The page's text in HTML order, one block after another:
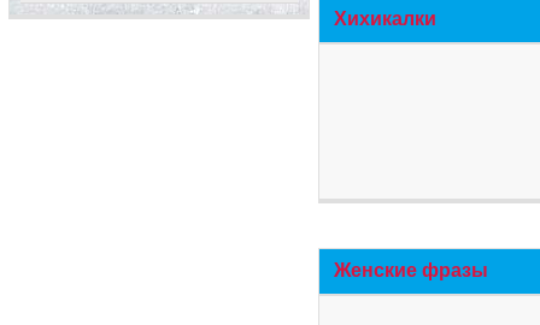
Хихикалки
Женские фразы